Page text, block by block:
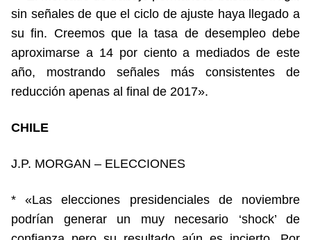
sin señales de que el ciclo de ajuste haya llegado a
su fin. Creemos que la tasa de desempleo debe
aproximarse a 14 por ciento a mediados de este
año, mostrando señales más consistentes de
reducción apenas al final de 2017».
CHILE
J.P. MORGAN – ELECCIONES
* «Las elecciones presidenciales de noviembre
podrían generar un muy necesario ‘shock’ de